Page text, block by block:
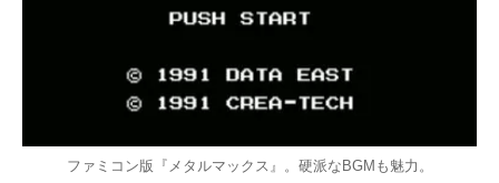
ファミコン版『メタルマックス』。硬派なBGMも魅力。